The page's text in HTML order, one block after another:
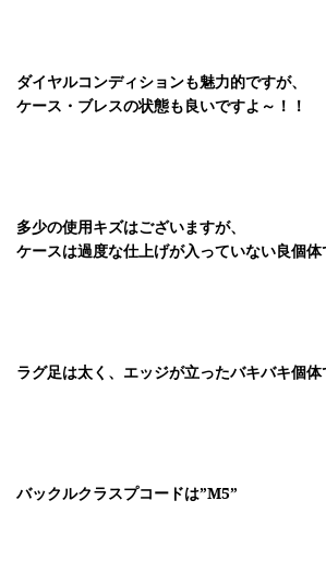
ダイヤルコンディションも魅力的ですが、
ケース・ブレスの状態も良いですよ～！！
多少の使用キズはございますが、
ケースは過度な仕上げが入っていない良個体
ラグ足は太く、エッジが立ったバキバキ個体
バックルクラスプコードは”M5”